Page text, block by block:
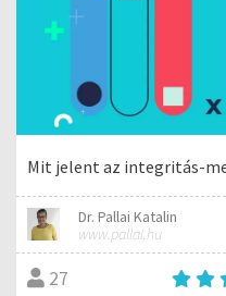
Mit jelent az integritás-
Dr. Pallai Katalin
www.pallai.hu
27